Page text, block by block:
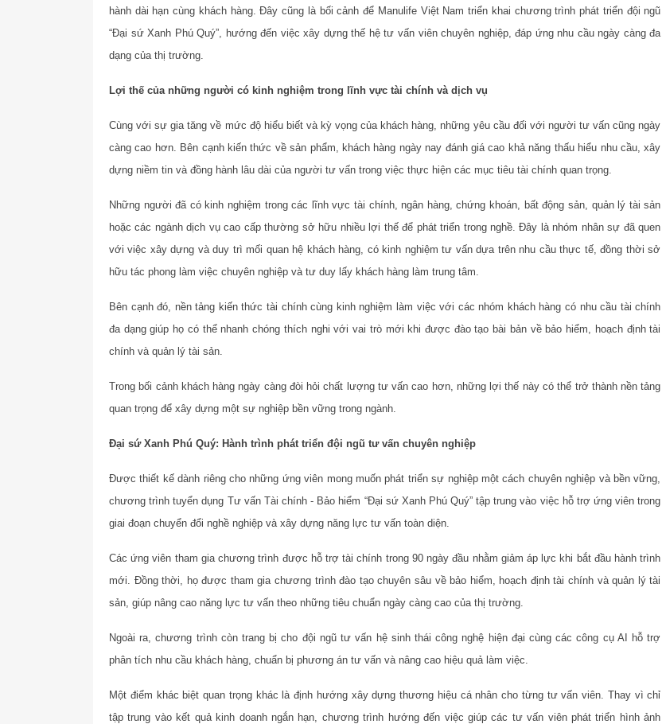
hành dài hạn cùng khách hàng. Đây cũng là bối cảnh để Manulife Việt Nam triển khai chương trình phát triển đội ngũ
“Đại sứ Xanh Phú Quý”, hướng đến việc xây dựng thế hệ tư vấn viên chuyên nghiệp, đáp ứng nhu cầu ngày càng đa
dạng của thị trường.
Lợi thế của những người có kinh nghiệm trong lĩnh vực tài chính và dịch vụ
Cùng với sự gia tăng về mức độ hiểu biết và kỳ vọng của khách hàng, những yêu cầu đối với người tư vấn cũng ngày
càng cao hơn. Bên cạnh kiến thức về sản phẩm, khách hàng ngày nay đánh giá cao khả năng thấu hiểu nhu cầu, xây
dựng niềm tin và đồng hành lâu dài của người tư vấn trong việc thực hiện các mục tiêu tài chính quan trọng.
Những người đã có kinh nghiệm trong các lĩnh vực tài chính, ngân hàng, chứng khoán, bất động sản, quản lý tài sản
hoặc các ngành dịch vụ cao cấp thường sở hữu nhiều lợi thế để phát triển trong nghề. Đây là nhóm nhân sự đã quen
với việc xây dựng và duy trì mối quan hệ khách hàng, có kinh nghiệm tư vấn dựa trên nhu cầu thực tế, đồng thời sở
hữu tác phong làm việc chuyên nghiệp và tư duy lấy khách hàng làm trung tâm.
Bên cạnh đó, nền tảng kiến thức tài chính cùng kinh nghiệm làm việc với các nhóm khách hàng có nhu cầu tài chính
đa dạng giúp họ có thể nhanh chóng thích nghi với vai trò mới khi được đào tạo bài bản về bảo hiểm, hoạch định tài
chính và quản lý tài sản.
Trong bối cảnh khách hàng ngày càng đòi hỏi chất lượng tư vấn cao hơn, những lợi thế này có thể trở thành nền tảng
quan trọng để xây dựng một sự nghiệp bền vững trong ngành.
Đại sứ Xanh Phú Quý: Hành trình phát triển đội ngũ tư vấn chuyên nghiệp
Được thiết kế dành riêng cho những ứng viên mong muốn phát triển sự nghiệp một cách chuyên nghiệp và bền vững,
chương trình tuyển dụng Tư vấn Tài chính- Bảo hiểm “Đại sứ Xanh Phú Quý” tập trung vào việc hỗ trợ ứng viên trong
giai đoạn chuyển đổi nghề nghiệp và xây dựng năng lực tư vấn toàn diện.
Các ứng viên tham gia chương trình được hỗ trợ tài chính trong 90 ngày đầu nhằm giảm áp lực khi bắt đầu hành trình
mới. Đồng thời, họ được tham gia chương trình đào tạo chuyên sâu về bảo hiểm, hoạch định tài chính và quản lý tài
sản, giúp nâng cao năng lực tư vấn theo những tiêu chuẩn ngày càng cao của thị trường.
Ngoài ra, chương trình còn trang bị cho đội ngũ tư vấn hệ sinh thái công nghệ hiện đại cùng các công cụ AI hỗ trợ
phân tích nhu cầu khách hàng, chuẩn bị phương án tư vấn và nâng cao hiệu quả làm việc.
Một điểm khác biệt quan trọng khác là định hướng xây dựng thương hiệu cá nhân cho từng tư vấn viên. Thay vì chỉ
tập trung vào kết quả kinh doanh ngắn hạn, chương trình hướng đến việc giúp các tư vấn viên phát triển hình ảnh